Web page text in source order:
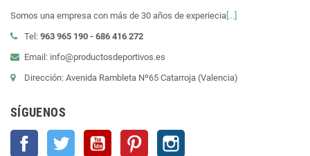
Somos una empresa con más de 30 años de experiecia [...]
Tel: 963 965 190 - 686 416 272
Email: info@productosdeportivos.es
Dirección: Avenida Rambleta Nº65 Catarroja (Valencia)
SÍGUENOS
Facebook Twitter YouTube Pinterest